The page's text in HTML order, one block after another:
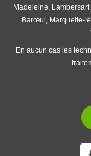
Madeleine,
Barœul, Marquette-
En aucun cas les